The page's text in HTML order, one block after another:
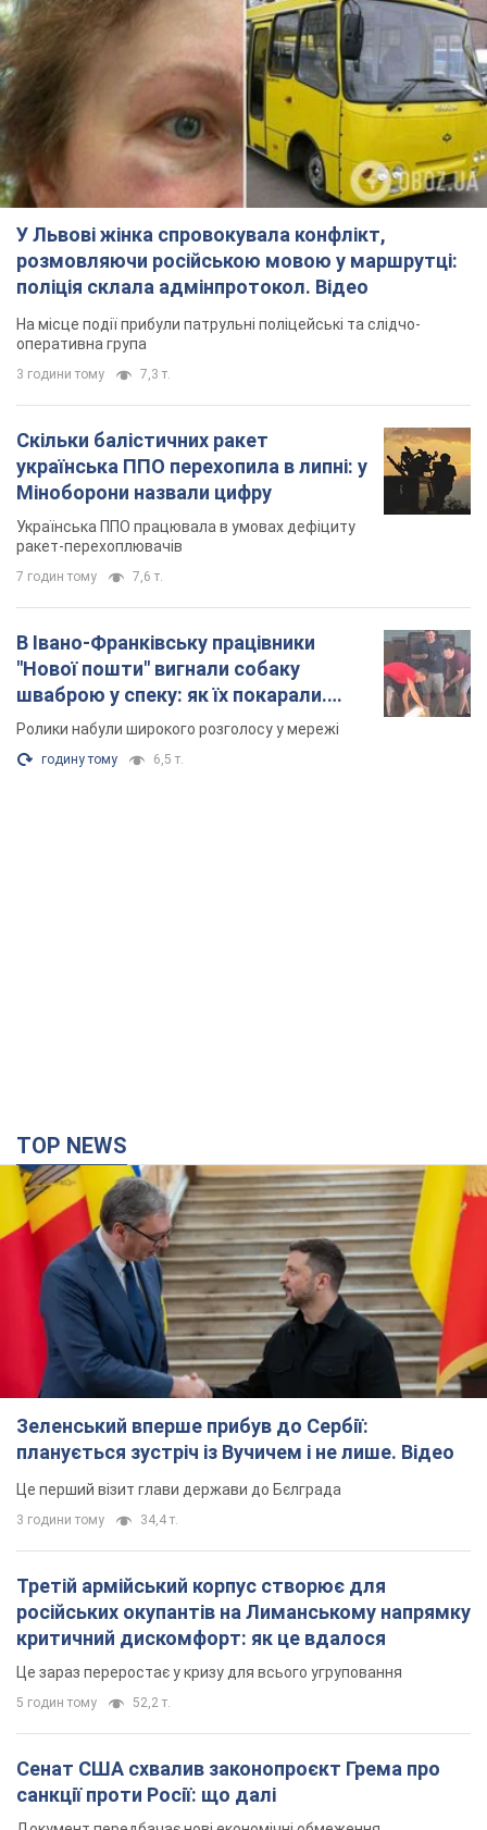
У Львові жінка спровокувала конфлікт,
розмовляючи російською мовою у маршрутці:
поліція склала адмінпротокол. Відео
На місце події прибули патрульні поліцейські та слідчо-
оперативна група
3 години тому 7,3 т.
Скільки балістичних ракет
українська ППО перехопила в липні: у
Міноборони назвали цифру
Українська ППО працювала в умовах дефіциту
ракет-перехоплювачів
7 годин тому 7,6 т.
В Івано-Франківську працівники
"Нової пошти" вигнали собаку
шваброю у спеку: як їх покарали.
Відео
Ролики набули широкого розголосу у мережі
годину тому 6,5 т.
TOP NEWS
Зеленський вперше прибув до Сербії:
планується зустріч із Вучичем і не лише. Відео
Це перший візит глави держави до Бєлграда
3 години тому 34,4 т.
Третій армійський корпус створює для
російських окупантів на Лиманському напрямку
критичний дискомфорт: як це вдалося
Це зараз переростає у кризу для всього угруповання
5 годин тому 52,2 т.
Сенат США схвалив законопроєкт Грема про
санкції проти Росії: що далі